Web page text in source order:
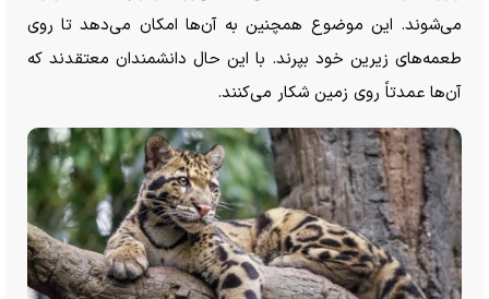
می‌شوند. این موضوع همچنین به آن‌ها امکان می‌دهد تا روی
طعمه‌های زیرین خود بپرند. با این حال دانشمندان معتقدند که
آن‌ها عمدتاً روی زمین شکار می‌کنند.